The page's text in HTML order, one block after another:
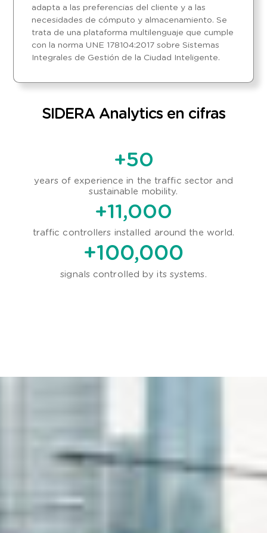
adapta a las preferencias del cliente y a las
necesidades de cómputo y almacenamiento. Se
trata de una plataforma multilenguaje que cumple
con la norma UNE 178104:2017 sobre Sistemas
Integrales de Gestión de la Ciudad Inteligente.
SIDERA Analytics en cifras
+50
years of experience in the traffic sector and
sustainable mobility.
+11,000
traffic controllers installed around the world.
+100,000
signals controlled by its systems.